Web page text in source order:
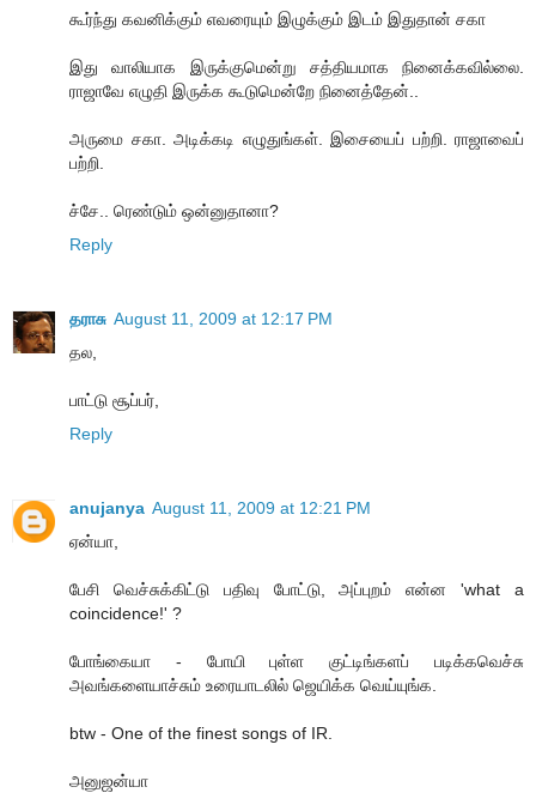
கூர்ந்து கவனிக்கும் எவரையும் இழுக்கும் இடம் இதுதான் சகா
இது வாலியாக இருக்குமென்று சத்தியமாக நினைக்கவில்லை.
ராஜாவே எழுதி இருக்க கூடுமென்றே நினைத்தேன்..
அருமை சகா. அடிக்கடி எழுதுங்கள். இசையைப் பற்றி. ராஜாவைப்
பற்றி.
ச்சே.. ரெண்டும் ஒன்னுதானா?
Reply
தராசு August 11, 2009 at 12:17 PM
தல,
பாட்டு சூப்பர்,
Reply
anujanya August 11, 2009 at 12:21 PM
ஏன்யா,
பேசி வெச்சுக்கிட்டு பதிவு போட்டு, அப்புறம் என்ன 'what a
coincidence!' ?
போங்கையா - போயி புள்ள குட்டிங்களப் படிக்கவெச்சு
அவங்களையாச்சும் உரையாடலில் ஜெயிக்க வெய்யுங்க.
btw - One of the finest songs of IR.
அனுஜன்யா